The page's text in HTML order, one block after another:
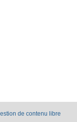
de contenu libre